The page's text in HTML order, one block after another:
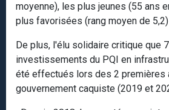
moyenne), les plus jeunes (55 ans
plus favorisées (rang moyen de 5,2)
De plus, l'élu solidaire critique que
investissements du PQI en
été effectués lors des 2 premières
gouvernement caquiste (2019 et